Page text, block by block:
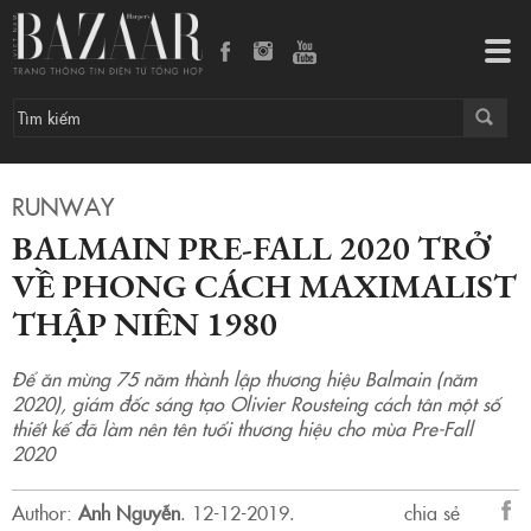
RUNWAY
BALMAIN PRE-FALL 2020 TRỞ
VỀ PHONG CÁCH MAXIMALIST
THẬP NIÊN 1980
Để ăn mừng 75 năm thành lập thương hiệu Balmain (năm
2020), giám đốc sáng tạo Olivier Rousteing cách tân một số
thiết kế đã làm nên tên tuổi thương hiệu cho mùa Pre-Fall
2020
Author: Anh Nguyễn. 12-12-2019.
chia sẻ